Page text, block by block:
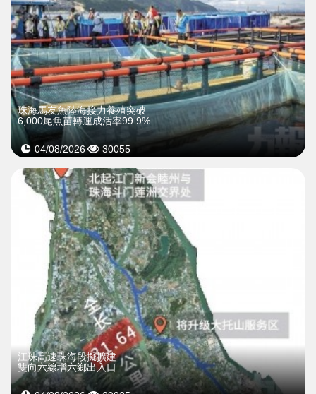
珠海馬友魚陸海接力養殖突破
6,000尾魚苗轉運成活率99.9%
04/08/2026 30055
江珠高速珠海段擬擴建
雙向六線增六鄉出入口